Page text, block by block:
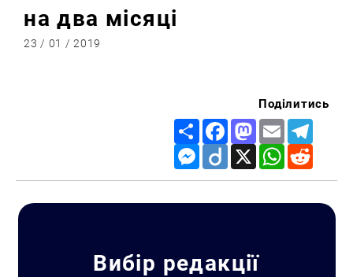
на два місяці
23 / 01 / 2019
Поділитись
Share FacebookMastodon
Email
Messenger
Diigo X WhatsApp
Вибір редакції